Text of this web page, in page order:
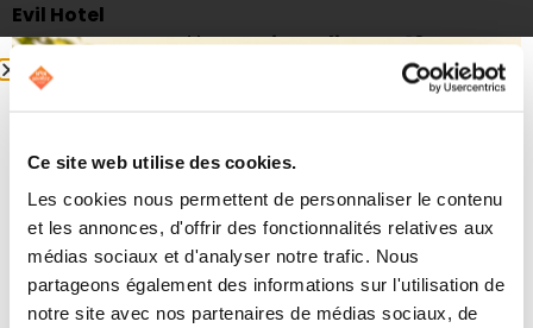
Ce site web utilise des cookies.
Les cookies nous permettent de personnaliser le contenu
et les annonces, d'offrir des fonctionnalités relatives aux
médias sociaux et d'analyser notre trafic. Nous
partageons également des informations sur l'utilisation de
notre site avec nos partenaires de médias sociaux, de
Evil Hotel
Escape game VR d’horreurinterdit aux -16 ans.
Ambiance ultra stressante dans un hôtel maudit.À
(araignées).
À partir de 16 ans